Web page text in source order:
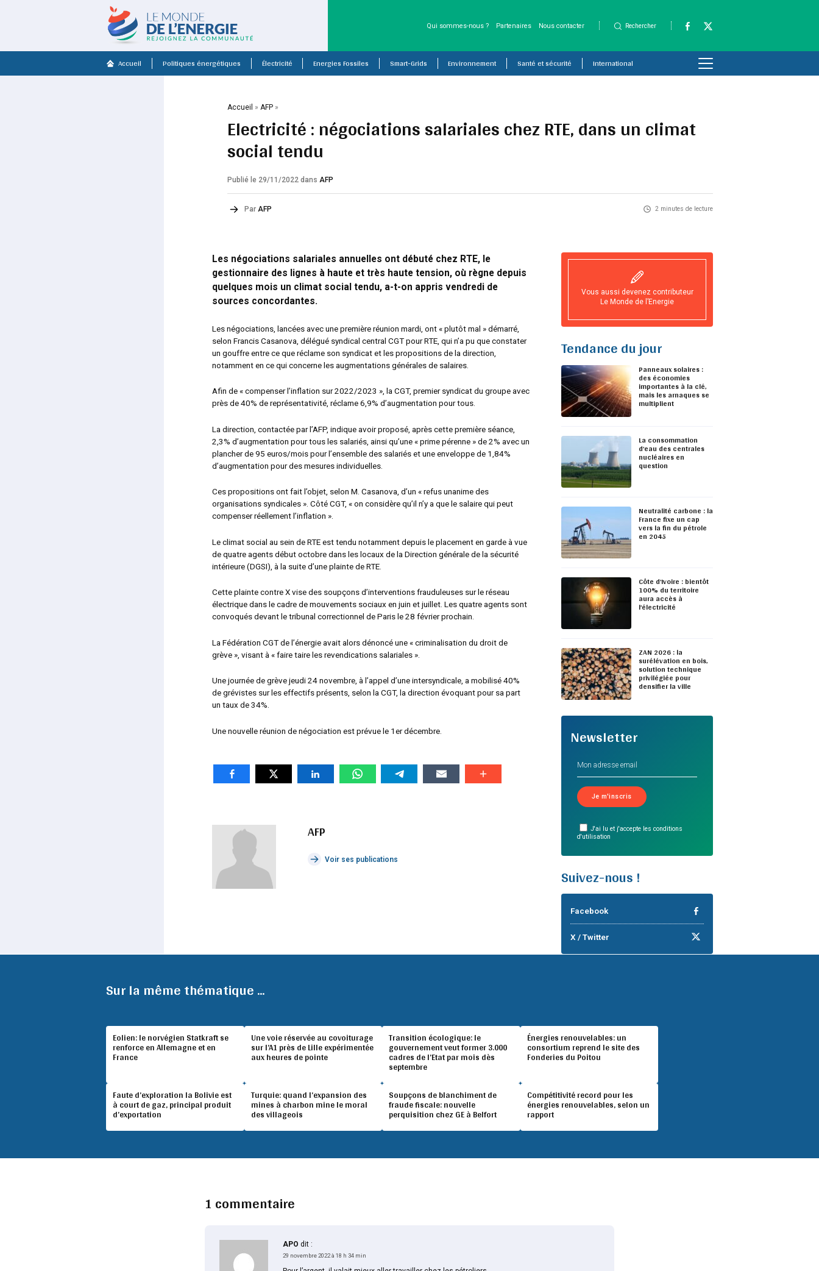
Qui sommes-nous ? Partenaires Nous contacter Rechercher
Accueil Politiques énergétiques Électricité Energies Fossiles Smart-Grids Environnement Santé et sécurité International
Accueil »AFP »
Electricité : négociations salariales chez RTE, dans un climat
social tendu
Publié le 29/11/2022dans AFP
Par AFP 2 minutes de lecture
Les négociations salariales annuelles ont débuté chez RTE, le
gestionnaire des lignes à haute et très haute tension, où règne depuis
quelques mois un climat social tendu, a-t-on appris vendredi de
sources concordantes.
Les négociations, lancées avec une première réunion mardi, ont « plutôt mal » démarré,
selon Francis Casanova, délégué syndical central CGT pour RTE, qui n’a pu que constater
un gouffre entre ce que réclame son syndicat et les propositions de la direction,
notamment en ce qui concerne les augmentations générales de salaires.
Afin de « compenser l’inflation sur 2022/2023 », la CGT, premier syndicat du groupe avec
près de 40% de représentativité, réclame 6,9% d’augmentation pour tous.
La direction, contactée par l’AFP, indique avoir proposé, après cette première séance,
2,3% d’augmentation pour tous les salariés, ainsi qu’une « prime pérenne » de 2% avec un
plancher de 95 euros/mois pour l’ensemble des salariés et une enveloppe de 1,84%
d’augmentation pour des mesures individuelles.
Ces propositions ont fait l’objet, selon M. Casanova, d’un « refus unanime des
organisations syndicales ». Côté CGT, « on considère qu’il n’y a que le salaire qui peut
compenser réellement l’inflation ».
Le climat social au sein de RTE est tendu notamment depuis le placement en garde à vue
de quatre agents début octobre dans les locaux de la Direction générale de la sécurité
intérieure (DGSI), à la suite d’une plainte de RTE.
Cette plainte contre X vise des soupçons d’interventions frauduleuses sur le réseau
électrique dans le cadre de mouvements sociaux en juin et juillet. Les quatre agents sont
convoqués devant le tribunal correctionnel de Paris le 28 février prochain.
La Fédération CGT de l’énergie avait alors dénoncé une « criminalisation du droit de
grève », visant à « faire taire les revendications salariales ».
Une journée de grève jeudi 24 novembre, à l’appel d’une intersyndicale, a mobilisé 40%
de grévistes sur les effectifs présents, selon la CGT, la direction évoquant pour sa part
un taux de 34%.
Une nouvelle réunion de négociation est prévue le 1er décembre.
AFP
Voir ses publications
Vous aussi devenez contributeur
Le Monde de l’Energie
Tendance du jour
Panneaux solaires :
des économies
importantes à la clé,
mais les arnaques se
multiplient
La consommation
d’eau des centrales
nucléaires en
question
Neutralité carbone : la
France fixe un cap
vers la fin du pétrole
en 2045
Côte d’Ivoire : bientôt
100% du territoire
aura accès à
l’électricité
ZAN 2026 : la
surélévation en bois,
solution technique
privilégiée pour
densifier la ville
Newsletter
J'ai lu et j'accepte les conditions
d'utilisation
Suivez-nous !
Facebook
X / Twitter
Sur la même thématique ...
Eolien: le norvégien Statkraft se
renforce en Allemagne et en
France
Une voie réservée au covoiturage
sur l’A1 près de Lille expérimentée
aux heures de pointe
Transition écologique: le
gouvernement veut former 3.000
cadres de l’Etat par mois dès
septembre
Énergies renouvelables: un
consortium reprend le site des
Fonderies du Poitou
Faute d’exploration la Bolivie est
à court de gaz, principal produit
d’exportation
Turquie: quand l’expansion des
mines à charbon mine le moral
des villageois
Soupçons de blanchiment de
fraude fiscale: nouvelle
perquisition chez GE à Belfort
Compétitivité record pour les
énergies renouvelables, selon un
rapport
1 commentaire
APO dit :
29 novembre 2022 à 18 h 34 min